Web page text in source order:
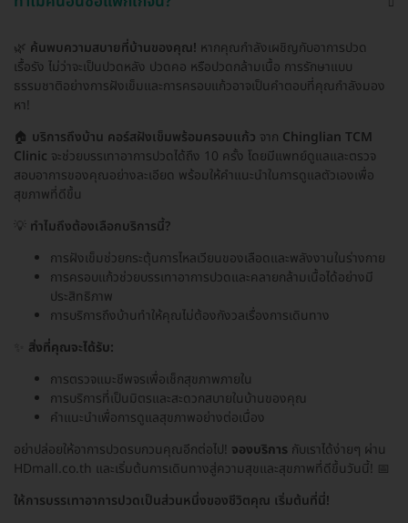
🌿 ค้นพบความสบายที่บ้านของคุณ! หากคุณกำลังเผชิญกับอาการปวด
เรื้อรัง ไม่ว่าจะเป็นปวดหลัง ปวดคอ หรือปวดกล้ามเนื้อ การรักษาแบบ
ธรรมชาติอย่างการฝังเข็มและการครอบแก้วอาจเป็นคำตอบที่คุณกำลังมอง
หา!
🏠 บริการถึงบ้าน คอร์สฝังเข็มพร้อมครอบแก้ว จาก Chinglian TCM
Clinic จะช่วยบรรเทาอาการปวดได้ถึง 10 ครั้ง โดยมีแพทย์ดูแลและตรวจ
สอบอาการของคุณอย่างละเอียด พร้อมให้คำแนะนำในการดูแลตัวเองเพื่อ
สุขภาพที่ดีขึ้น
💡 ทำไมถึงต้องเลือกบริการนี้?
การฝังเข็มช่วยกระตุ้นการไหลเวียนของเลือดและพลังงานในร่างกาย
การครอบแก้วช่วยบรรเทาอาการปวดและคลายกล้ามเนื้อได้อย่างมี
ประสิทธิภาพ
การบริการถึงบ้านทำให้คุณไม่ต้องกังวลเรื่องการเดินทาง
สิ่งที่คุณจะได้รับ:
การตรวจแมะชีพจรเพื่อเช็กสุขภาพภายใน
การบริการที่เป็นมิตรและสะดวกสบายในบ้านของคุณ
คำแนะนำเพื่อการดูแลสุขภาพอย่างต่อเนื่อง
อย่าปล่อยให้อาการปวดรบกวนคุณอีกต่อไป! จองบริการ กับเราได้ง่ายๆ ผ่าน
HDmall.co.th และเริ่มต้นการเดินทางสู่ความสุขและสุขภาพที่ดีขึ้นวันนี้! 📅
ให้การบรรเทาอาการปวดเป็นส่วนหนึ่งของชีวิตคุณ เริ่มต้นที่นี่!